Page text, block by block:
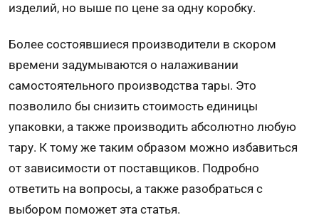
изделий, но выше по цене за одну коробку.
Более состоявшиеся производители в скором
времени задумываются о налаживании
самостоятельного производства тары. Это
позволило бы снизить стоимость единицы
упаковки, а также производить абсолютно любую
тару. К тому же таким образом можно избавиться
от зависимости от поставщиков. Подробно
ответить на вопросы, а также разобраться с
выбором поможет эта статья.